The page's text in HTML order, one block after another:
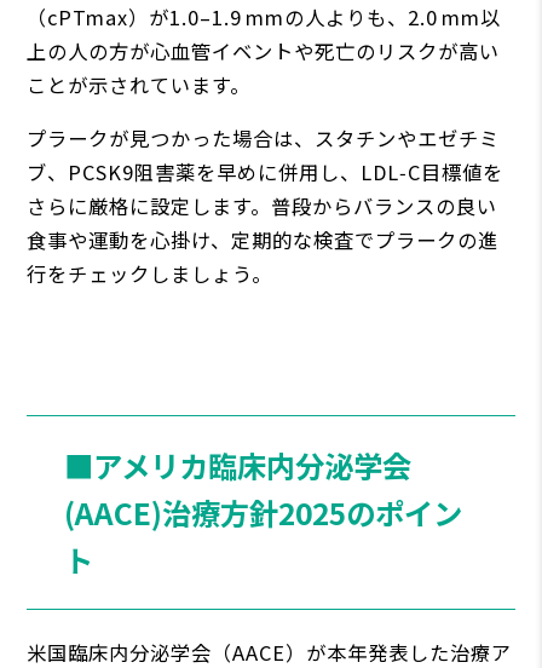
（cPTmax）が1.0–1.9 mmの人よりも、2.0 mm以
上の人の方が心血管イベントや死亡のリスクが高い
ことが示されています。
プラークが見つかった場合は、スタチンやエゼチミ
ブ、PCSK9阻害薬を早めに併用し、LDL‑C目標値を
さらに厳格に設定します。普段からバランスの良い
食事や運動を心掛け、定期的な検査でプラークの進
行をチェックしましょう。
■アメリカ臨床内分泌学会
(AACE)治療方針2025のポイン
ト
米国臨床内分泌学会（AACE）が本年発表した治療ア